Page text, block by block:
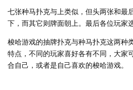
七张种马扑克与上类似，但头两张和最
下，而其它则牌面朝上。最后各位玩家
梭哈游戏的抽牌扑克与种马扑克这两种
特点，不同的玩家喜好各有不同，大家
合自己，或者是自己喜欢的梭哈游戏。